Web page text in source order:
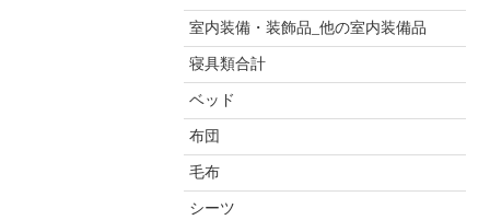
室内装備・装飾品_他の室内装備品
寝具類合計
ベッド
布団
毛布
シーツ